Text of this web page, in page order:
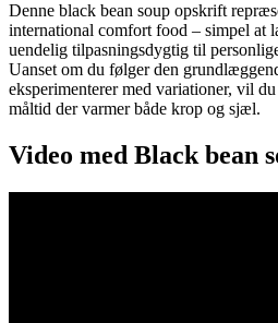
Denne black bean soup opskrift
international comfort food – simpel at
uendelig tilpasningsdygtig til
Uanset om du følger den
eksperimenterer med variationer, vil
måltid der varmer både krop og sjæl.
Video med Black bean